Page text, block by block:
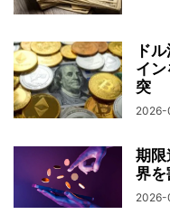
ド
イ
突
2026-
期
界を
2026-